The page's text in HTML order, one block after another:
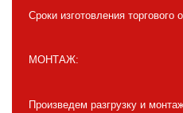
Сроки изготовления торгового
МОНТАЖ:
Произведем разгрузку и